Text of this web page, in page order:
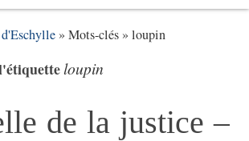
» Mots-clés » loupin
loupin
de la justice –